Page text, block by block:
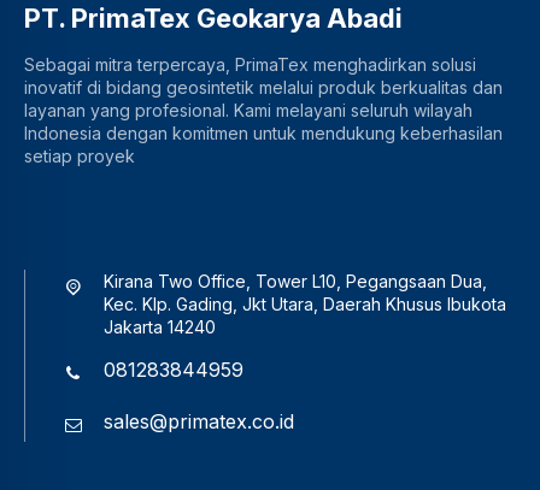
PT. PrimaTex Geokarya Abadi
Sebagai mitra terpercaya, PrimaTex menghadirkan solusi
inovatif di bidang geosintetik melalui produk berkualitas dan
layanan yang profesional. Kami melayani seluruh wilayah
Indonesia dengan komitmen untuk mendukung keberhasilan
setiap proyek
Kirana Two Office, Tower L10, Pegangsaan Dua,
Kec. Klp. Gading, Jkt Utara, Daerah Khusus Ibukota
Jakarta 14240
081283844959
sales@primatex.co.id